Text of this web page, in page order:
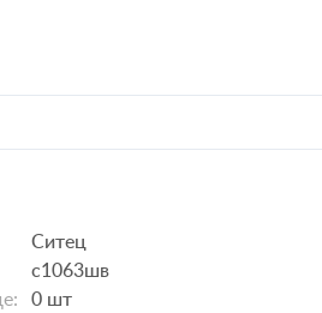
Ситец
с1063шв
0 шт